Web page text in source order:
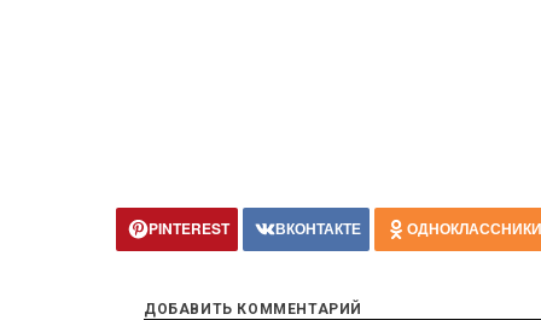
PINTEREST ВКОНТАКТЕ ОДНОКЛАССНИКИ
ДОБАВИТЬ КОММЕНТАРИЙ